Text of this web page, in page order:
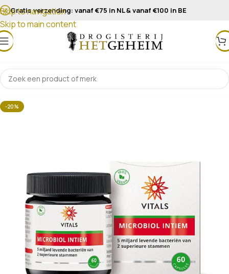
Skip to navigation
Skip to main content
Gratis verzending: vanaf €75 in NL & vanaf €100 in BE
-20%